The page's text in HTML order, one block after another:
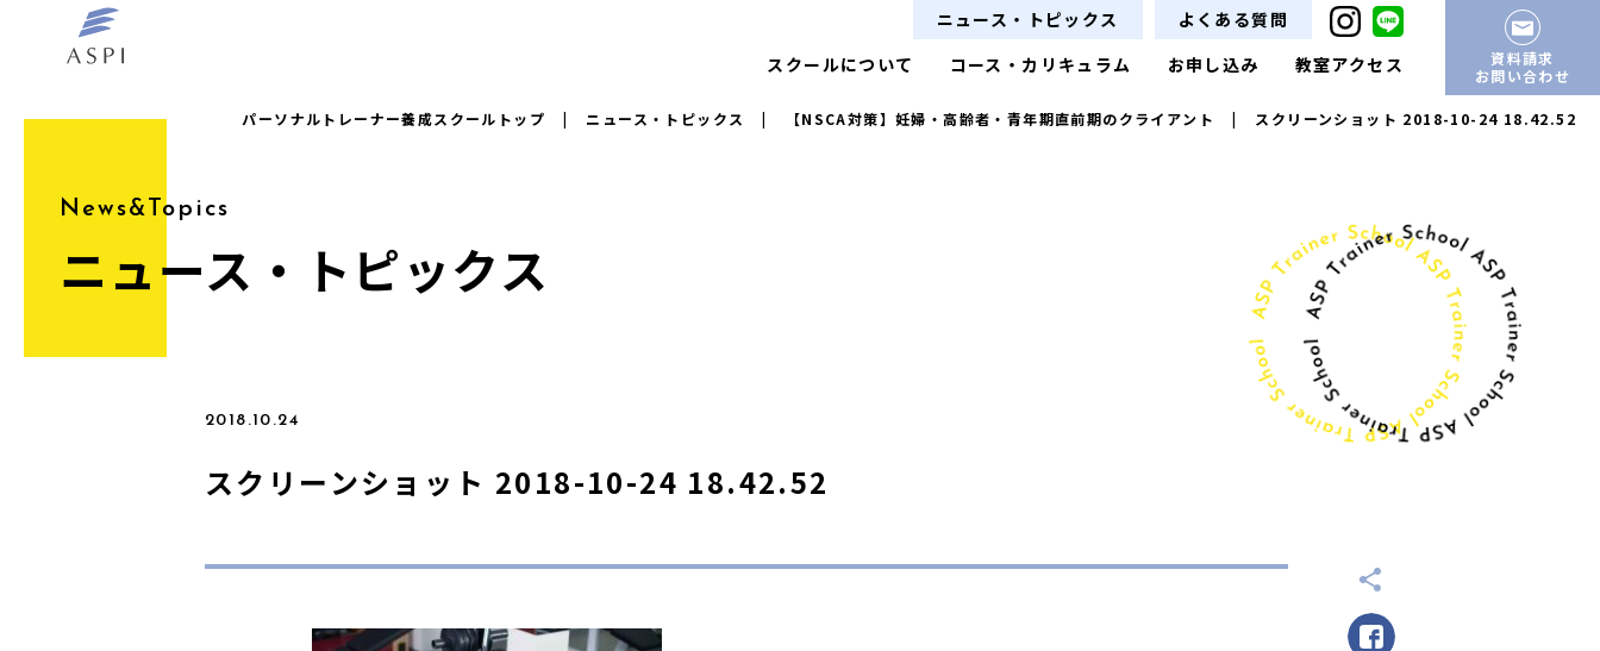
ニュース・トピックス
よくある質問
スクールについて
コース・カリキュラム お申し込み 教室アクセス
資料請求
お問い合わせ
パーソナルトレーナー養成スクールトップ | ニュース・トピックス | 【NSCA対策】妊婦・高齢者・青年期直前期のクライアント | スクリーンショット 2018-10-24 18.42.52
News&Topics
ニュース・トピックス
2018.10.24
スクリーンショット 2018-10-24 18.42.52